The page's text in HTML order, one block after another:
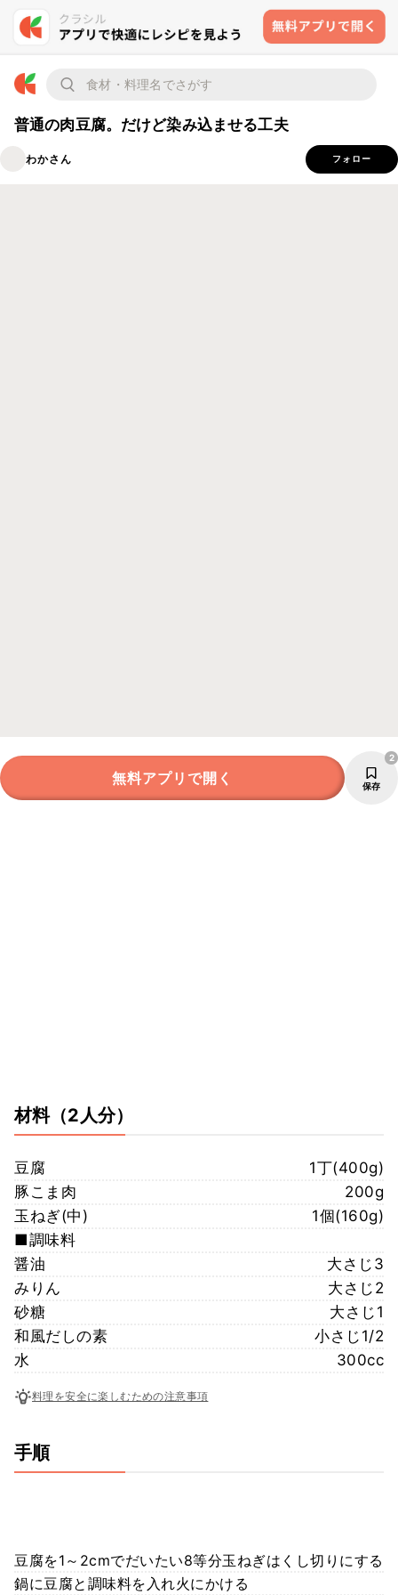
普通の肉豆腐。だけど染み込ませる工夫
わかさん フォロー
無料アプリで開く 保存
2
材料（2人分）
豆腐
1丁(400g)
豚こま肉
200g
玉ねぎ(中)
1個(160g)
■調味料
醤油
大さじ3
みりん
大さじ2
砂糖
大さじ1
和風だしの素
小さじ1/2
水
300cc
料理を安全に楽しむための注意事項
手順
豆腐を1～2cmでだいたい8等分玉ねぎはくし切りにする
鍋に豆腐と調味料を入れ火にかける